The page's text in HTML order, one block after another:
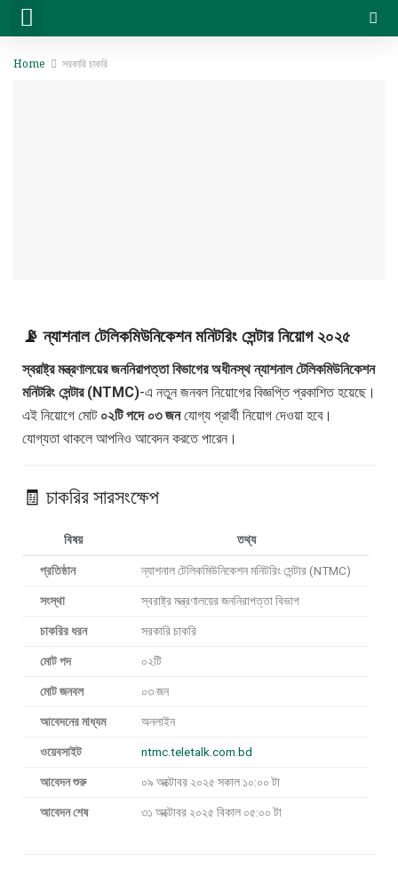
Home সরকারি চাকরি
📡 ন্যাশনাল টেলিকমিউনিকেশন মনিটরিং সেন্টার নিয়োগ ২০২৫
স্বরাষ্ট্র মন্ত্রণালয়ের জননিরাপত্তা বিভাগের অধীনস্থ ন্যাশনাল টেলিকমিউনিকেশন
মনিটরিং সেন্টার (NTMC)-এ নতুন জনবল নিয়োগের বিজ্ঞপ্তি প্রকাশিত হয়েছে।
এই নিয়োগে মোট ০২টি পদে ০৩ জনযোগ্য প্রার্থী নিয়োগ দেওয়া হবে।
যোগ্যতা থাকলে আপনিও আবেদন করতে পারেন।
🧾 চাকরির সারসংক্ষেপ
বিষয় তথ্য
প্রতিষ্ঠান ন্যাশনাল টেলিকমিউনিকেশন মনিটরিং সেন্টার (NTMC)
সংস্থা স্বরাষ্ট্র মন্ত্রণালয়ের জননিরাপত্তা বিভাগ
চাকরির ধরন সরকারি চাকরি
মোট পদ ০২টি
মোট জনবল ০৩ জন
আবেদনের মাধ্যম অনলাইন
ওয়েবসাইট ntmc.teletalk.com.bd
আবেদন শুরু ০৯ অক্টোবর ২০২৫ সকাল ১০:০০ টা
আবেদন শেষ ৩১ অক্টোবর ২০২৫ বিকাল ০৫:০০ টা